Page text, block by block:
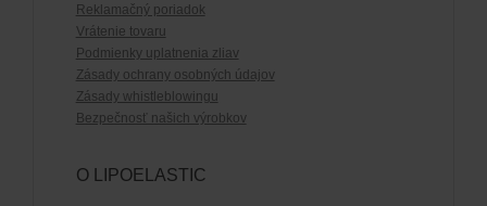
Reklamačný poriadok
Vrátenie tovaru
Podmienky uplatnenia zliav
Zásady ochrany osobných údajov
Zásady whistleblowingu
Bezpečnosť našich výrobkov
O LIPOELASTIC